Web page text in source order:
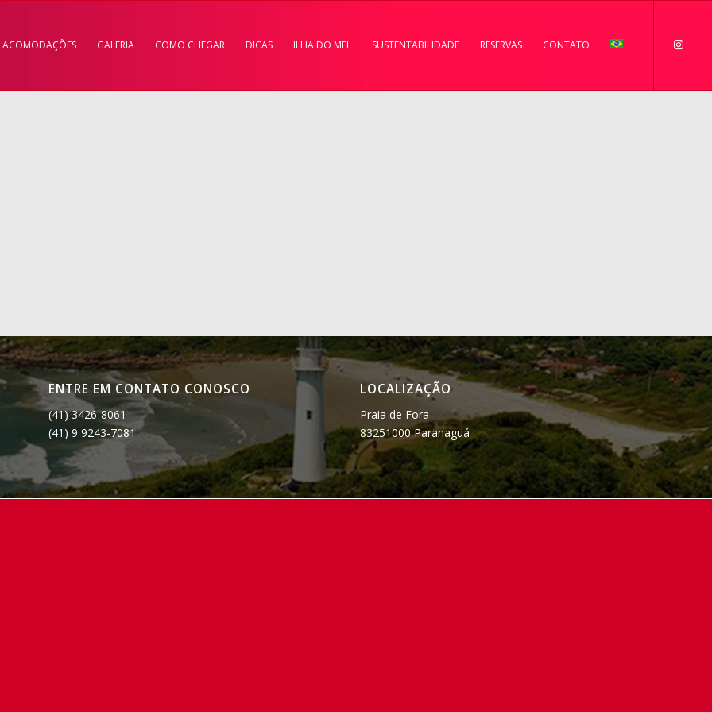
ACOMODAÇÕES GALERIA COMO CHEGAR DICAS ILHA DO MEL SUSTENTABILIDADE RESERVAS CONTATO
ENTRE EM CONTATO CONOSCO
(41) 3426-8061
(41) 9 9243-7081
LOCALIZAÇÃO
Praia de Fora
83251000 Paranaguá